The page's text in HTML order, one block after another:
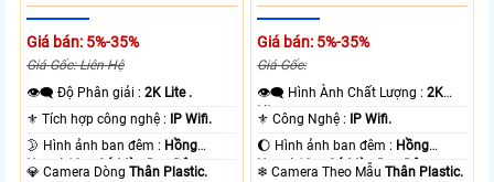
Giá bán: 5%-35%
Giá Gốc: Liên Hệ
👁️‍🗨 Độ Phân giải :2K Lite .
⚜️ Tích hợp công nghệ :
IP Wifi.
🌛 Hình ảnh ban đêm : Hồng
Ngoại 10m Có Màu Ban Ðêm.
💎 Camera DòngThân Plastic.
Giá bán: 5%-35%
Giá Gốc:
👁️‍🗨 Hình Ành Chất Lượng :2K
Lite .
⚜️ Công Nghệ :
IP Wifi.
🌔 Hình ảnh ban đêm : Hồng
Ngoại 10m Có Màu Ban Ðêm.
❄ Camera Theo MẫuThân Plastic.